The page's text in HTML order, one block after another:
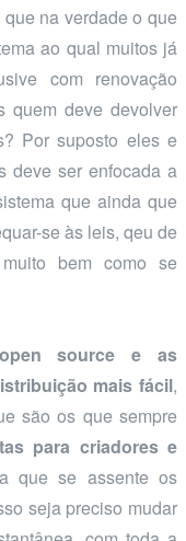
na verdade o que
ao qual muitos já
com renovação
quem deve devolver
Por suposto eles e
deve ser enfocada a
que ainda que
se às leis, qeu de
bem como se
open source e as
mais fácil,
são os que sempre
para criadores e
que se assente os
seja preciso mudar